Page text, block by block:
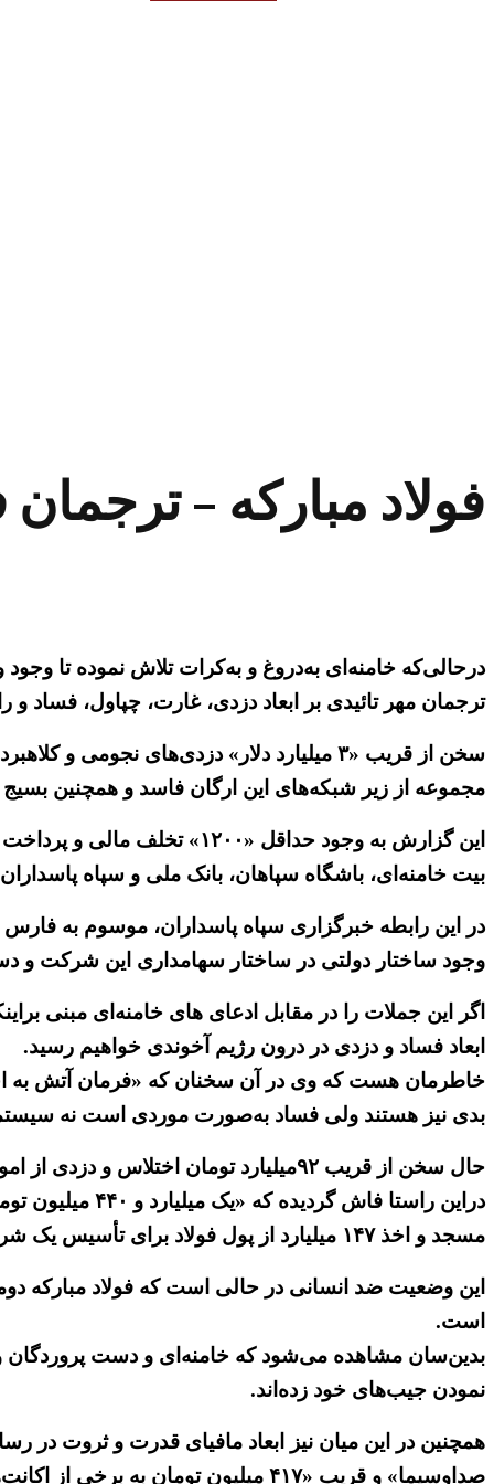
فولاد مبارکه –
ترجمان مهر تائیدی بر ابعاد دزدی، غارت، چپاول، فساد
سخن از قریب «۳ میلیارد دلار» دزدی‌های
مجموعه از زیر شبکه‌های این ارگان فاسد و همچنین
این گزارش به وجود حداقل
بیت خامنه‌ای، باشگاه سپاهان، بانک ملی و سپاه
وجود ساختار دولتی در ساختار سهامداری این شرکت و
اگر این جملات را در مقابل ادعای های خامنه‌ای مبنی
ابعاد فساد و دزدی در درون رژیم آخوندی خواهیم رسید.
خاطرمان هست که وی در آن سخنان که «فرمان آتش به
بدی نیز هستند ولی فساد به‌صورت موردی است نه سیستمی» (سایت
حال سخن از قریب ۹۲میلیارد تومان اختلاس و دزدی از اموال ملی است، که بنا بر داده‌های حکومتی «۳۰ درصد» از سهام آن به محروم‌ترین اقشار جامعه تعلق دارد.
مسجد و اخذ ۱۴۷ میلیارد از پول فولاد برای تأسیس یک شرکت هواپیمایی شخصی» پرداخت گردیده است. (سایت مجاهدین خلق ۲۸ مرداد ۱۴۰۱)
است.
بدین‌سان مشاهده می‌شود که خامنه‌ای و دست پروردگان
نمودن جیب‌های خود زده‌اند.
صداوسیما» و قریب «۴۱۷ میلیون تومان به برخی از اکانت‌های توئیتری برای سرپوش گذاشتن به این تخلف» برملا گردیده است.